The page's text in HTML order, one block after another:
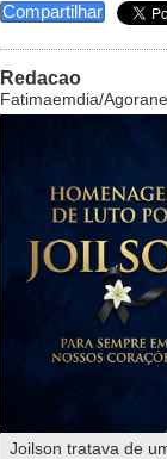
Compartilhar
Redacao
Fatimaemdia/
Joilson tratava de